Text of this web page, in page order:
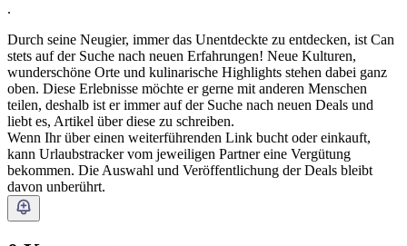
.
Durch seine Neugier, immer das Unentdeckte zu entdecken, ist Can
stets auf der Suche nach neuen Erfahrungen! Neue Kulturen,
wunderschöne Orte und kulinarische Highlights stehen dabei ganz
oben. Diese Erlebnisse möchte er gerne mit anderen Menschen
teilen, deshalb ist er immer auf der Suche nach neuen Deals und
liebt es, Artikel über diese zu schreiben.
Wenn Ihr über einen weiterführenden Link bucht oder einkauft,
kann Urlaubstracker vom jeweiligen Partner eine Vergütung
bekommen. Die Auswahl und Veröffentlichung der Deals bleibt
davon unberührt.